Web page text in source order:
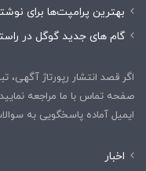
بهترین پرامپت‌ها برای
گام های جدید گوگل در
اگر قصد انتشار رپورتاژ آگهی،
صفحه تماس با ما مراجعه
ایمیل آماده پاسخگویی به
اخبار